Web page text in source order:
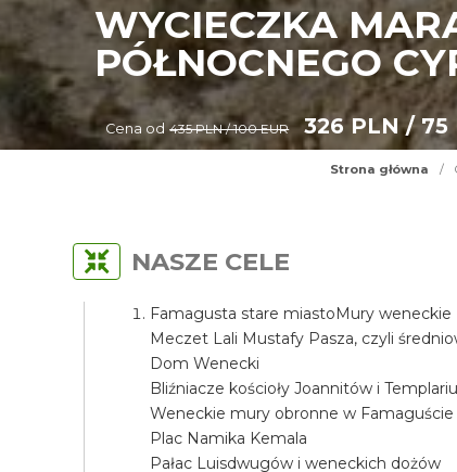
WYCIECZKA
PÓŁNOCNEGO
Cena od 435 PLN / 100 EUR 326 PLN / 75
Strona główna /
NASZE CELE
Famagusta stare miastoMury
Meczet Lali Mustafy Pasza, czyli
Dom Wenecki
Bliźniacze kościoły Joannitów i
Weneckie mury obronne w
Plac Namika Kemala
Pałac Luisdwugów i weneckich dożów